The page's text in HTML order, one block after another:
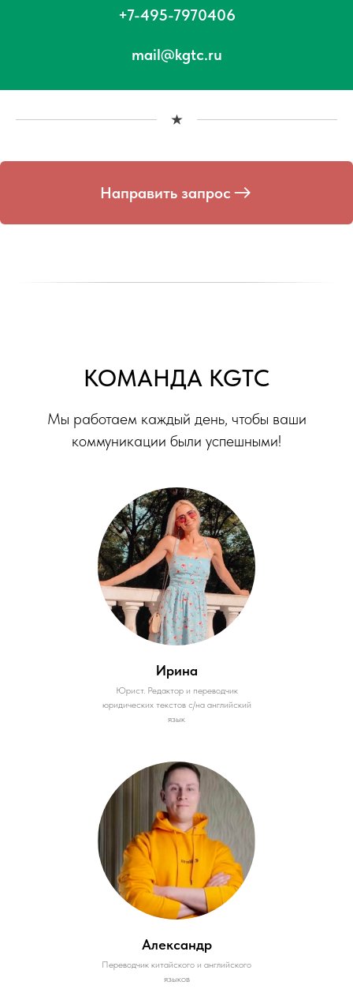
+7-495-7970406
mail@kgtc.ru
Направить запрос
КОМАНДА KGTC
Мы работаем каждый день, чтобы ваши
коммуникации были успешными!
Ирина
Юрист. Редактор и переводчик
юридических текстов с/на английский
язык
Александр
Переводчик китайского и английского
языков